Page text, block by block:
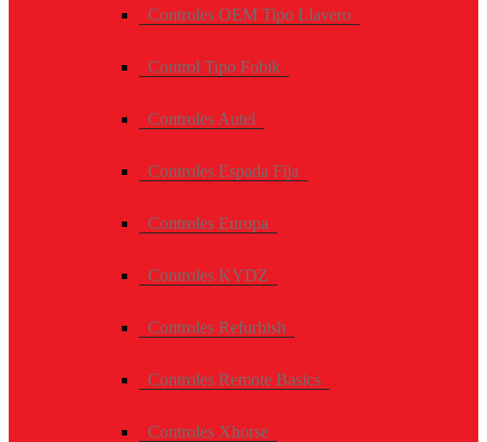
Controles OEM Tipo Llavero
Control Tipo Fobik
Controles Autel
Controles Espada Fija
Controles Europa
Controles KYDZ
Controles Refurbish
Controles Remote Basics
Controles Xhorse